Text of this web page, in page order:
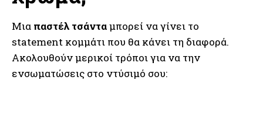
Μια παστέλ τσάνταμπορεί να γίνει το
statement κομμάτι που θα κάνει τη διαφορά.
Ακολουθούν μερικοί τρόποι για να την
ενσωματώσεις στο ντύσιμό σου: